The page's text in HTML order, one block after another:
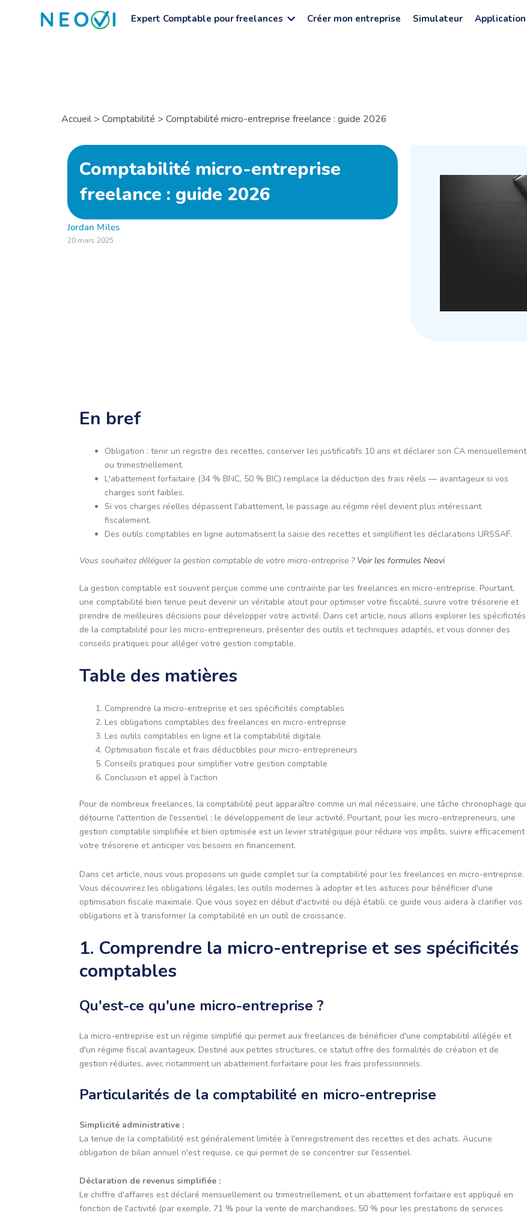
Expert Comptable pour freelances Créer mon entreprise Simulateur Application
Accueil > Comptabilité > Comptabilité micro-entreprise freelance : guide 2026
Comptabilité micro-entreprise
freelance : guide 2026
Jordan Miles
20 mars 2025
En bref
Obligation : tenir un registre des recettes, conserver les justificatifs 10 ans et déclarer son CA mensuellement
ou trimestriellement.
L'abattement forfaitaire (34 % BNC, 50 % BIC) remplace la déduction des frais réels — avantageux si vos
charges sont faibles.
Si vos charges réelles dépassent l'abattement, le passage au régime réel devient plus intéressant
fiscalement.
Des outils comptables en ligne automatisent la saisie des recettes et simplifient les déclarations URSSAF.
Vous souhaitez déléguer la gestion comptable de votre micro-entreprise ? Voir les formules Neovi
La gestion comptable est souvent perçue comme une contrainte par les freelances en micro-entreprise. Pourtant,
une comptabilité bien tenue peut devenir un véritable atout pour optimiser votre fiscalité, suivre votre trésorerie et
prendre de meilleures décisions pour développer votre activité. Dans cet article, nous allons explorer les spécificités
de la comptabilité pour les micro-entrepreneurs, présenter des outils et techniques adaptés, et vous donner des
conseils pratiques pour alléger votre gestion comptable.
Table des matières
Comprendre la micro-entreprise et ses spécificités comptables
Les obligations comptables des freelances en micro-entreprise
Les outils comptables en ligne et la comptabilité digitale
Optimisation fiscale et frais déductibles pour micro-entrepreneurs
Conseils pratiques pour simplifier votre gestion comptable
Conclusion et appel à l'action
Pour de nombreux freelances, la comptabilité peut apparaître comme un mal nécessaire, une tâche chronophage qui
détourne l'attention de l'essentiel : le développement de leur activité. Pourtant, pour les micro-entrepreneurs, une
gestion comptable simplifiée et bien optimisée est un levier stratégique pour réduire vos impôts, suivre efficacement
votre trésorerie et anticiper vos besoins en financement.
Dans cet article, nous vous proposons un guide complet sur la comptabilité pour les freelances en micro-entreprise.
Vous découvrirez les obligations légales, les outils modernes à adopter et les astuces pour bénéficier d'une
optimisation fiscale maximale. Que vous soyez en début d'activité ou déjà établi, ce guide vous aidera à clarifier vos
obligations et à transformer la comptabilité en un outil de croissance.
1. Comprendre la micro-entreprise et ses spécificités
comptables
Qu'est-ce qu'une micro-entreprise ?
La micro-entreprise est un régime simplifié qui permet aux freelances de bénéficier d'une comptabilité allégée et
d'un régime fiscal avantageux. Destiné aux petites structures, ce statut offre des formalités de création et de
gestion réduites, avec notamment un abattement forfaitaire pour les frais professionnels.
Particularités de la comptabilité en micro-entreprise
Simplicité administrative :
La tenue de la comptabilité est généralement limitée à l'enregistrement des recettes et des achats. Aucune
obligation de bilan annuel n'est requise, ce qui permet de se concentrer sur l'essentiel.
Déclaration de revenus simplifiée :
Le chiffre d'affaires est déclaré mensuellement ou trimestriellement, et un abattement forfaitaire est appliqué en
fonction de l'activité (par exemple, 71 % pour la vente de marchandises, 50 % pour les prestations de services